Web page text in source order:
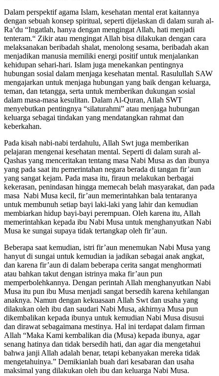
Dalam perspektif agama Islam, kesehatan mental erat kaitannya
dengan sebuah konsep spiritual, seperti dijelaskan di dalam surah al-
Ra’du “Ingatlah, hanya dengan mengingat Allah, hati menjadi
tenteram.“ Zikir atau mengingat Allah bisa dilakukan dengan cara
melaksanakan beribadah shalat, menolong sesama, beribadah akan
menjadikan manusia memiliki energi positif untuk menjalankan
kehidupan sehari-hari. Islam juga menekankan pentingnya
hubungan sosial dalam menjaga kesehatan mental. Rasulullah SAW
mengajarkan untuk menjaga hubungan yang baik dengan keluarga,
teman, dan tetangga, serta untuk memberikan dukungan sosial
dalam masa-masa kesulitan. Dalam Al-Quran, Allah SWT
menyebutkan pentingnya “silaturahmi” atau menjaga hubungan
keluarga sebagai tindakan yang mendatangkan rahmat dan
keberkahan.
Pada kisah nabi-nabi terdahulu, Allah Swt juga memberikan
pelajaran mengenai kesehatan mental. Seperti di dalam surah al-
Qashas yang menceritakan tentang masa Nabi Musa as dan ibunya
yang pada saat itu pemerintahan negara berada di tangan fir’aun
yang sangat kejam. Pada masa itu, firaun melakukan berbagai
kekerasan, penindasan hingga memecah belah masyarakat, dan pada
masa Nabi Musa kecil, fir’aun memerintahkan bala tentaranya
untuk membunuh setiap bayi laki-laki yang lahir dan kemudian
membiarkan hidup bayi-bayi perempuan. Oleh karena itu, Allah
memerintahkan kepada ibu Nabi Musa untuk menghanyutkan Nabi
Musa ke sungai supaya tidak tertangkap oleh fir’aun.
Beberapa saat kemudian, istri fir’aun menemukan Nabi Musa yang
hanyut di sungai untuk kemudian ia jadikan sebagai anak angkat,
dan karena fir’aun di dalam beberapa cerita sangat menghormati
atau bahkan takut dengan istrinya maka fir’aun pun
memperbolehkannya. Dengan perintah Allah menghanyutkan Nabi
Musa itu pun ibu Musa menjadi sangat bersedih karena kehilangan
anaknya. Namun dengan kekuasaan Allah Swt dan usaha yang
dilakukan oleh ibu dan saudari Nabi Musa, akhirnya Musa pun
dikembalikan kepada ibunya untuk kemudian Nabi Musa disusui
dan dirawat sebagaimana mestinya. Hal ini terdapat dalam firman
Allah “Maka Kami kembalikan dia (Musa) kepada ibunya, agar
senang hatinya dan tidak bersedih hati, dan agar dia mengetahui
bahwa janji Allah adalah benar, tetapi kebanyakan mereka tidak
mengetahuinya.” Demikianlah buah dari kesabaran dan usaha
maksimal yang dilakukan oleh ibu dan keluarga Nabi Musa.